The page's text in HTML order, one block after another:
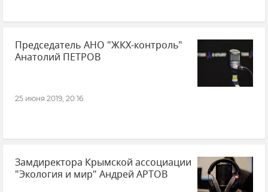
Председатель АНО "ЖКХ-контроль"
Анатолий ПЕТРОВ
25 июня 2019, 20:16
Замдиректора Крымской ассоциации
"Экология и мир" Андрей АРТОВ